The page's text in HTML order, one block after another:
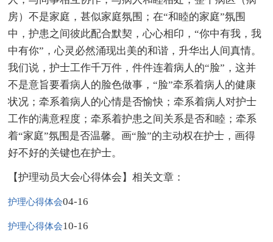
房）不是家庭，甚似家庭氛围；在“和睦的家庭”氛围
中，护患之间彼此配合默契，心心相印，“你中有我，我
中有你”，心灵必然涌现出美的和谐，升华出人间真情。
我们说，护士工作千万件，件件连着病人的“脸”，这并
不是意旨要看病人的脸色做事，“脸”牵系着病人的健康
状况；牵系着病人的心情是否愉快；牵系着病人对护士
工作的满意程度；牵系着护患之间关系是否和睦；牵系
着“家庭”氛围是否温馨。画“脸”的主动权在护士，画得
好不好的关键也在护士。
【护理动员大会心得体会】相关文章：
护理心得体会04-16
护理心得体会10-16